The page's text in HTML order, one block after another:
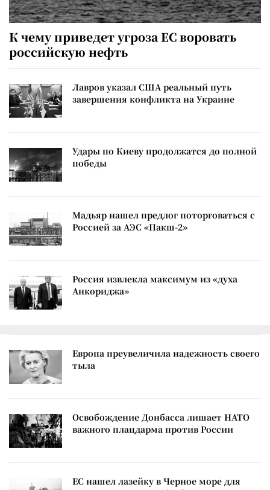
К чему приведет угроза ЕС воровать
российскую нефть
Лавров указал США реальный путь
завершения конфликта на Украине
Удары по Киеву продолжатся до полной
победы
Мадьяр нашел предлог поторговаться с
Россией за АЭС «Пакш-2»
Россия извлекла максимум из «духа
Анкориджа»
Европа преувеличила надежность своего
тыла
Освобождение Донбасса лишает НАТО
важного плацдарма против России
ЕС нашел лазейку в Черное море для